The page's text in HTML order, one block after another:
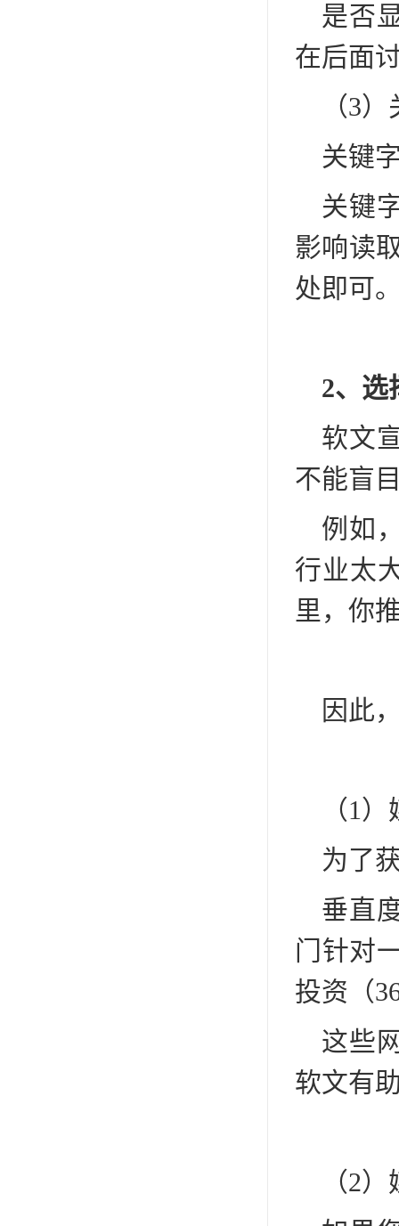
是否
在后面
（3
关键
关键
影响读
处即可
2、选
软文
不能盲
例如
行业太
里，你
因此
（1
为了
垂直
门针对
投资（
这些
软文有
（2